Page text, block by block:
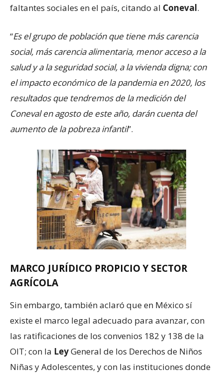
faltantes sociales en el país, citando al Coneval.
“Es el grupo de población que tiene más carencia
social, más carencia alimentaria, menor acceso a la
salud y a la seguridad social, a la vivienda digna; con
el impacto económico de la pandemia en 2020, los
resultados que tendremos de la medición del
Coneval en agosto de este año, darán cuenta del
aumento de la pobreza infantil”.
MARCO JURÍDICO PROPICIO Y SECTOR
AGRÍCOLA
Sin embargo, también aclaró que en México sí
existe el marco legal adecuado para avanzar, con
las ratificaciones de los convenios 182 y 138 de la
OIT; con la LeyGeneral de los Derechos de Niños
Niñas y Adolescentes, y con las instituciones donde